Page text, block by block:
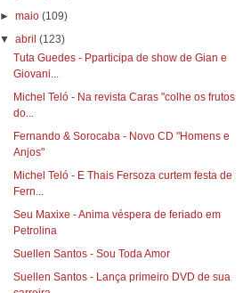
►maio(109)
▼abril(123)
Tuta Guedes - Pparticipa de show de Gian e
Giovani...
Michel Teló - Na revista Caras "colhe os frutos
do...
Fernando & Sorocaba - Novo CD "Homens e
Anjos"
Michel Teló - E Thais Fersoza curtem festa de
Fern...
Seu Maxixe - Anima véspera de feriado em
Petrolina
Suellen Santos - Sou Toda Amor
Suellen Santos - Lança primeiro DVD de sua